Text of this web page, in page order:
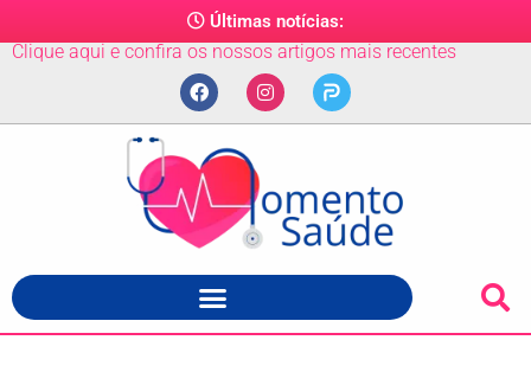
Últimas notícias:
Clique aqui e confira os nossos artigos mais recentes